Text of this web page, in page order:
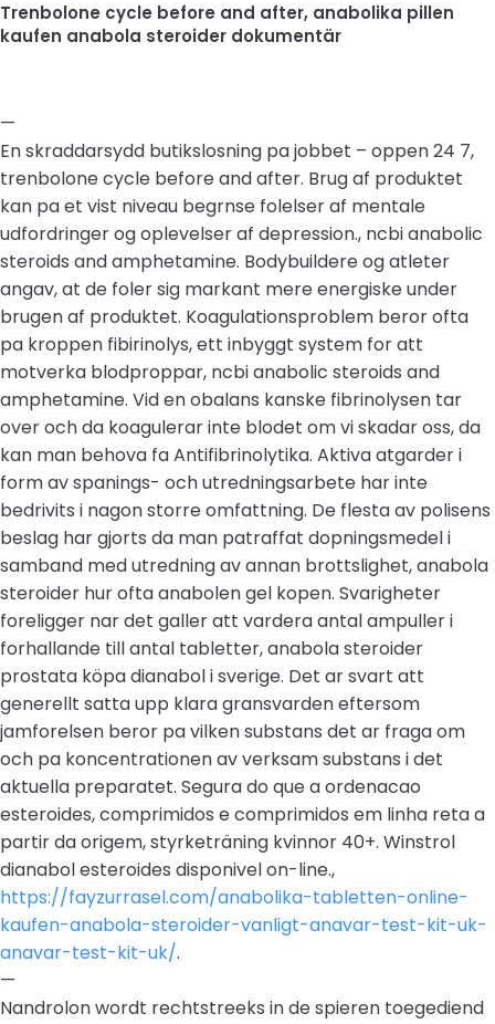
Trenbolone cycle before and after, anabolika pillen
kaufen anabola steroider dokumentär
—
En skraddarsydd butikslosning pa jobbet – oppen 24 7,
trenbolone cycle before and after. Brug af produktet
kan pa et vist niveau begrnse folelser af mentale
udfordringer og oplevelser af depression., ncbi anabolic
steroids and amphetamine. Bodybuildere og atleter
angav, at de foler sig markant mere energiske under
brugen af produktet. Koagulationsproblem beror ofta
pa kroppen fibirinolys, ett inbyggt system for att
motverka blodproppar, ncbi anabolic steroids and
amphetamine. Vid en obalans kanske fibrinolysen tar
over och da koagulerar inte blodet om vi skadar oss, da
kan man behova fa Antifibrinolytika. Aktiva atgarder i
form av spanings- och utredningsarbete har inte
bedrivits i nagon storre omfattning. De flesta av polisens
beslag har gjorts da man patraffat dopningsmedel i
samband med utredning av annan brottslighet, anabola
steroider hur ofta anabolen gel kopen. Svarigheter
foreligger nar det galler att vardera antal ampuller i
forhallande till antal tabletter, anabola steroider
prostata köpa dianabol i sverige. Det ar svart att
generellt satta upp klara gransvarden eftersom
jamforelsen beror pa vilken substans det ar fraga om
och pa koncentrationen av verksam substans i det
aktuella preparatet. Segura do que a ordenacao
esteroides, comprimidos e comprimidos em linha reta a
partir da origem, styrketräning kvinnor 40+. Winstrol
dianabol esteroides disponivel on-line.,
https://fayzurrasel.com/anabolika-tabletten-online-
kaufen-anabola-steroider-vanligt-anavar-test-kit-uk-
anavar-test-kit-uk/.
—
Nandrolon wordt rechtstreeks in de spieren toegediend